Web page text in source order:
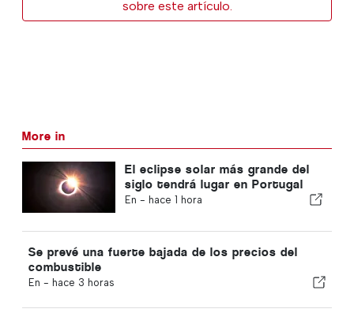
sobre este artículo.
More in
El eclipse solar más grande del
siglo tendrá lugar en Portugal
En - hace 1 hora
Se prevé una fuerte bajada de los precios del
combustible
En - hace 3 horas